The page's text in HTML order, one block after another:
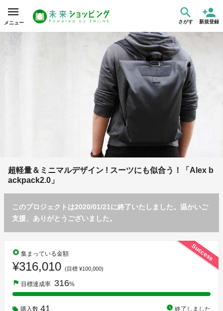
メニュー さがす 新規登録
超軽量＆ミニマルデザイン ! スーツにも似合う！「Alex b
ackpack2.0」
このプロジェクトは2020/01/21に終了いたしました。温かいご
支援、ありがとうございました。
Success
stars 集まっている金額
¥316,010 (目標 ¥100,000)
flag 目標達成率 316%
購入数 41 watch_later 終了しました